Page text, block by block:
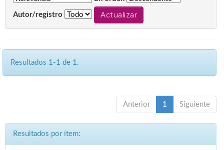
Autor/registro
Resultados 1-1 de 1.
Anterior 1 Siguiente
Resultados por ítem: